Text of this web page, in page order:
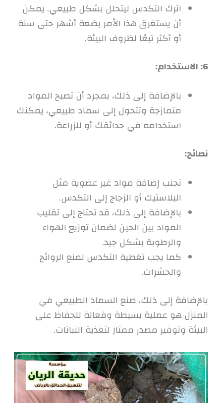
اترك التكدس ليتحلل بشكل طبيعي. يمكن
أن يستغرق هذا الأمر بضعة أشهر حتى سنة
أو أكثر تبعًا لظروف البيئة.
6: الاستخدام:
بالإضافة إلى ذلك، بمجرد أن تصبح المواد
متمازجة وتتحول إلى سماد طبيعي، يمكنك
استخدامه في حدائقك أو للزراعة.
نصائح:
تجنب إضافة مواد غير عضوية مثل
البلاستيك أو الزجاج إلى التكدس.
بالإضافة إلى ذلك، قد تحتاج إلى تقليب
المواد بين الحين لضمان توزيع الهواء
والرطوبة بشكل جيد.
كما يجب تغطية التكدس لمنع الروائح
والحشرات.
بالإضافة إلى ذلك، صنع السماد الطبيعي في
المنزل هو عملية بسيطة وفعالة للحفاظ على
البيئة وتوفير مصدر ممتاز لتغذية النباتات.